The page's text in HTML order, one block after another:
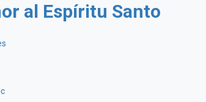
al Espíritu Santo